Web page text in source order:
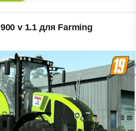
v 1.1 для Farming